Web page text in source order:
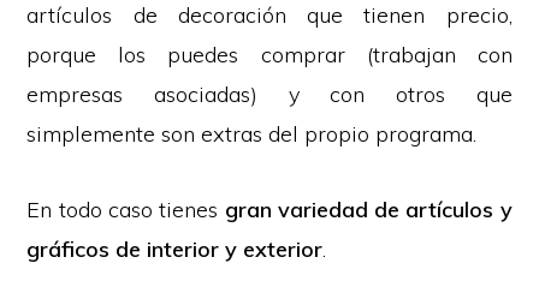
artículos de decoración que tienen precio,
porque los puedes comprar (trabajan con
empresas asociadas) y con otros que
simplemente son extras del propio programa.
En todo caso tienes gran variedad de artículos y
gráficos de interior y exterior.